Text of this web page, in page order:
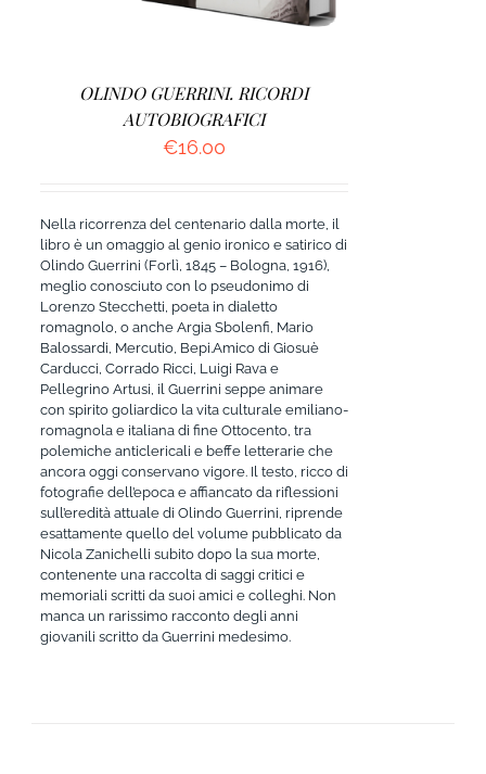
OLINDO GUERRINI. RICORDI
AUTOBIOGRAFICI
€16.00
Nella ricorrenza del centenario dalla morte, il
libro è un omaggio al genio ironico e satirico di
Olindo Guerrini (Forlì, 1845 – Bologna, 1916),
meglio conosciuto con lo pseudonimo di
Lorenzo Stecchetti, poeta in dialetto
romagnolo, o anche Argia Sbolenfi, Mario
Balossardi, Mercutio, Bepi.Amico di Giosuè
Carducci, Corrado Ricci, Luigi Rava e
Pellegrino Artusi, il Guerrini seppe animare
con spirito goliardico la vita culturale emiliano-
romagnola e italiana di fine Ottocento, tra
polemiche anticlericali e beffe letterarie che
ancora oggi conservano vigore. Il testo, ricco di
fotografie dell’epoca e affiancato da riflessioni
sull’eredità attuale di Olindo Guerrini, riprende
esattamente quello del volume pubblicato da
Nicola Zanichelli subito dopo la sua morte,
contenente una raccolta di saggi critici e
memoriali scritti da suoi amici e colleghi. Non
manca un rarissimo racconto degli anni
giovanili scritto da Guerrini medesimo.